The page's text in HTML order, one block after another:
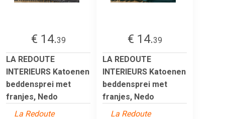
€ 14.39
LA REDOUTE
INTERIEURS Katoenen
beddensprei met
franjes, Nedo
La Redoute
€ 14.39
LA REDOUTE
INTERIEURS Katoenen
beddensprei met
franjes, Nedo
La Redoute